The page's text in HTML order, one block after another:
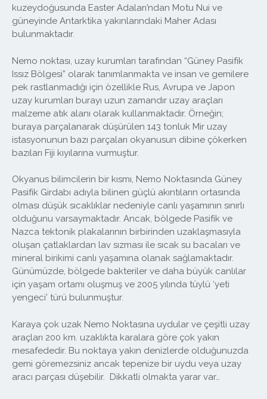
kuzeydoğusunda Easter Adaları’ndan Motu Nui ve
güneyinde Antarktika yakınlarındaki Maher Adası
bulunmaktadır.
Nemo noktası, uzay kurumları tarafından “Güney Pasifik
Issız Bölgesi” olarak tanımlanmakta ve insan ve gemilere
pek rastlanmadığı için özellikle Rus, Avrupa ve Japon
uzay kurumları burayı uzun zamandır uzay araçları
malzeme atık alanı olarak kullanmaktadır. Örneğin;
buraya parçalanarak düşürülen 143 tonluk Mir uzay
istasyonunun bazı parçaları okyanusun dibine çökerken
bazıları Fiji kıyılarına vurmuştur.
Okyanus bilimcilerin bir kısmı, Nemo Noktasında Güney
Pasifik Girdabı adıyla bilinen güçlü akıntıların ortasında
olması düşük sıcaklıklar nedeniyle canlı yaşamının sınırlı
olduğunu varsaymaktadır. Ancak, bölgede Pasifik ve
Nazca tektonik plakalarının birbirinden uzaklaşmasıyla
oluşan çatlaklardan lav sızması ile sıcak su bacaları ve
mineral birikimi canlı yaşamına olanak sağlamaktadır.
Günümüzde, bölgede bakteriler ve daha büyük canlılar
için yaşam ortamı oluşmuş ve 2005 yılında tüylü ‘yeti
yengeci’ türü bulunmuştur.
Karaya çok uzak Nemo Noktasına uydular ve çeşitli uzay
araçları 200 km. uzaklıkta karalara göre çok yakın
mesafededir. Bu noktaya yakın denizlerde olduğunuzda
gemi göremezsiniz ancak tepenize bir uydu veya uzay
aracı parçası düşebilir. Dikkatli olmakta yarar var…